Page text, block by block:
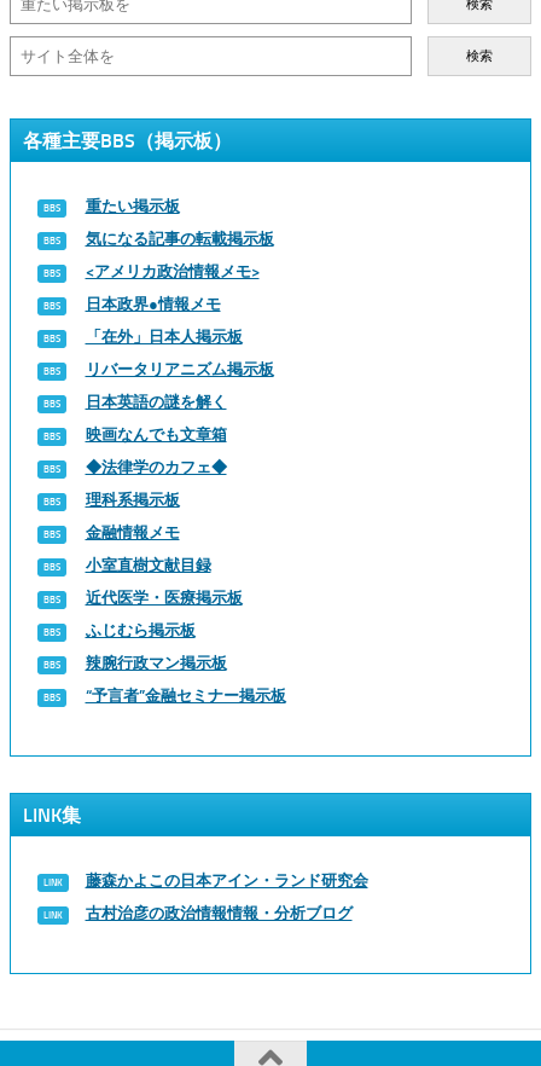
検索
検索
各種主要BBS（掲示板）
重たい掲示板
気になる記事の転載掲示板
<アメリカ政治情報メモ>
日本政界●情報メモ
「在外」日本人掲示板
リバータリアニズム掲示板
日本英語の謎を解く
映画なんでも文章箱
◆法律学のカフェ◆
理科系掲示板
金融情報メモ
小室直樹文献目録
近代医学・医療掲示板
ふじむら掲示板
辣腕行政マン掲示板
“予言者”金融セミナー掲示板
LINK集
藤森かよこの日本アイン・ランド研究会
古村治彦の政治情報情報・分析ブログ